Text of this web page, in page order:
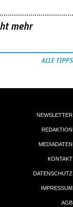
mehr
ALLE TIPPS
NEWSLETTER
REDAKTION
MEDIADATEN
KONTAKT
DATENSCHUTZ
IMPRESSUM
AGB